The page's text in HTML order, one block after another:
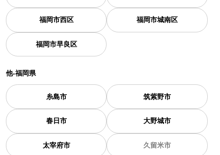
福岡市西区 福岡市城南区
福岡市早良区
他-福岡県
糸島市 筑紫野市
春日市 大野城市
太宰府市 久留米市